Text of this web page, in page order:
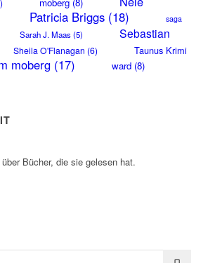
Patricia Briggs(18)
saga
Sarah J. Maas(5)
Sebastian
Sheila O'Flanagan (6)
Taunus Krimi
moberg(17) ward(8)
Bücher, die sie gelesen hat.